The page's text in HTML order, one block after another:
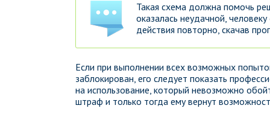
Такая схема должна помочь
оказалась неудачной,
действия повторно, скачав
Если при выполнении всех возможных
заблокирован, его следует показать
на использование, который невозможно
штраф и только тогда ему вернут